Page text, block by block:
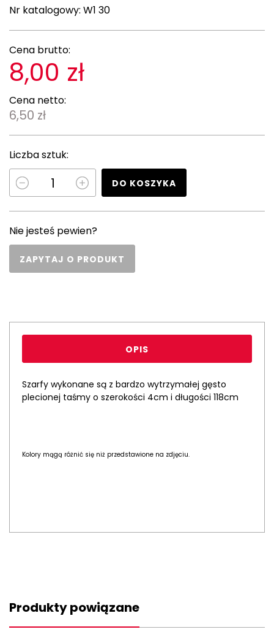
Nr katalogowy: W1 30
Cena brutto:
8,00 zł
Cena netto:
6,50 zł
Liczba sztuk:
DO KOSZYKA
Nie jesteś pewien?
ZAPYTAJ O PRODUKT
OPIS
Szarfy wykonane są z bardzo wytrzymałej gęsto
plecionej taśmy o szerokości 4cm i długości 118cm
Kolory mągą różnić się niż przedstawione na zdjęciu.
Produkty powiązane